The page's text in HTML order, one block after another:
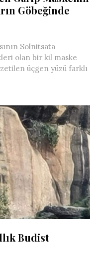
Göbeğinde
Solnitsata
olan bir kil maske
üçgen yüzü farklı
Budist